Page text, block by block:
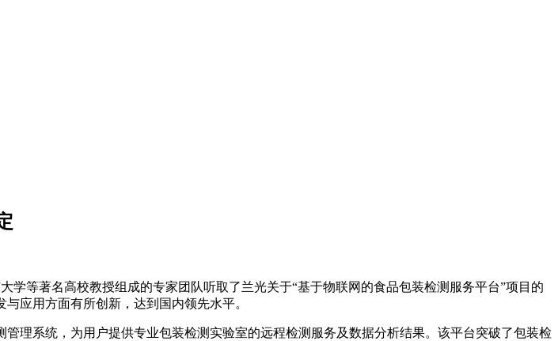
等著名高校教授组成的专家团队听取了兰光关于“基于物联网的食品包装检测服务平台”项目的
应用方面有所创新，达到国内领先水平。
系统，为用户提供专业包装检测实验室的远程检测服务及数据分析结果。该平台突破了包装检